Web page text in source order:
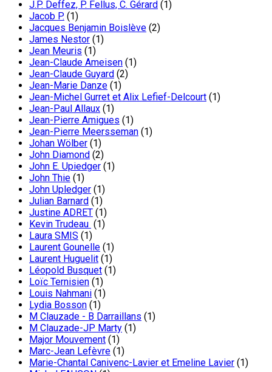
J.P. Deffez, P. Fellus, C. Gérard (1)
Jacob P. (1)
Jacques Benjamin Boislève (2)
James Nestor (1)
Jean Meuris (1)
Jean-Claude Ameisen (1)
Jean-Claude Guyard (2)
Jean-Marie Danze (1)
Jean-Michel Gurret et Alix Lefief-Delcourt (1)
Jean-Paul Allaux (1)
Jean-Pierre Amigues (1)
Jean-Pierre Meersseman (1)
Johan Wölber (1)
John Diamond (2)
John E. Upiedger (1)
John Thie (1)
John Upledger (1)
Julian Barnard (1)
Justine ADRET (1)
Kevin Trudeau (1)
Laura SMIS (1)
Laurent Gounelle (1)
Laurent Huguelit (1)
Léopold Busquet (1)
Loïc Ternisien (1)
Louis Nahmani (1)
Lydia Bosson (1)
M Clauzade - B Darraillans (1)
M Clauzade-JP Marty (1)
Major Mouvement (1)
Marc-Jean Lefèvre (1)
Marie-Chantal Canivenc-Lavier et Emeline Lavier (1)